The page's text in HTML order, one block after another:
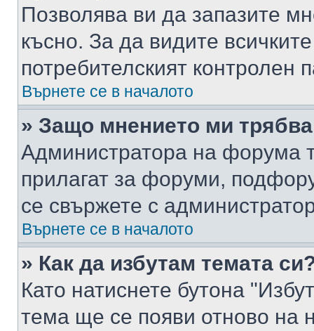
Позволява ви да запазите
късно. За да видите
потребителският контролен
Върнете се в началото
» Защо мнението ми
Администратора на форума
прилагат за форуми,
се свържете с
Върнете се в началото
» Как да избутам темата
Като натиснете бутона
тема ще се появи отново на